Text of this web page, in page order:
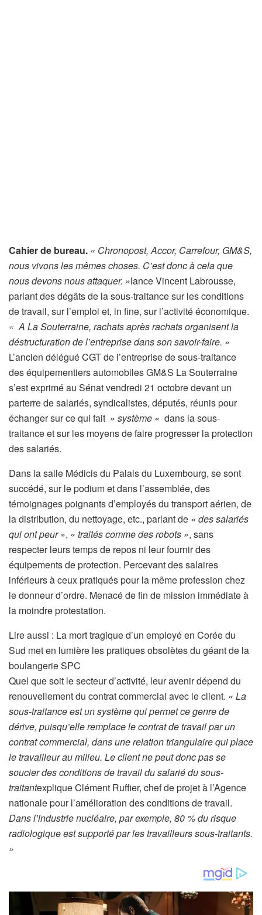
Cahier de bureau. « Chronopost, Accor, Carrefour, GM&S,
nous vivons les mêmes choses. C’est donc à cela que
nous devons nous attaquer. »lance Vincent Labrousse,
parlant des dégâts de la sous-traitance sur les conditions
de travail, sur l’emploi et, in fine, sur l’activité économique.
« A La Souterraine, rachats après rachats organisent la
déstructuration de l’entreprise dans son savoir-faire. »
L’ancien délégué CGT de l’entreprise de sous-traitance
des équipementiers automobiles GM&S La Souterraine
s’est exprimé au Sénat vendredi 21 octobre devant un
parterre de salariés, syndicalistes, députés, réunis pour
échanger sur ce qui fait » système « dans la sous-
traitance et sur les moyens de faire progresser la protection
des salariés.
Dans la salle Médicis du Palais du Luxembourg, se sont
succédé, sur le podium et dans l’assemblée, des
témoignages poignants d’employés du transport aérien, de
la distribution, du nettoyage, etc., parlant de « des salariés
qui ont peur », « traités comme des robots », sans
respecter leurs temps de repos ni leur fournir des
équipements de protection. Percevant des salaires
inférieurs à ceux pratiqués pour la même profession chez
le donneur d’ordre. Menacé de fin de mission immédiate à
la moindre protestation.
Lire aussi : A
t
i
c
l
e
r
é
s
e
r
v
é
s
a
La mort tragique d’un employé en Corée du
Sud met en lumière les pratiques obsolètes du géant de la
boulangerie SPC
Quel que soit le secteur d’activité, leur avenir dépend du
renouvellement du contrat commercial avec le client. « La
sous-traitance est un système qui permet ce genre de
dérive, puisqu’elle remplace le contrat de travail par un
contrat commercial, dans une relation triangulaire qui place
le travailleur au milieu. Le client ne peut donc pas se
soucier des conditions de travail du salarié du sous-
traitantexplique Clément Ruffier, chef de projet à l’Agence
nationale pour l’amélioration des conditions de travail.
Dans l’industrie nucléaire, par exemple, 80 % du risque
radiologique est supporté par les travailleurs sous-traitants.
»